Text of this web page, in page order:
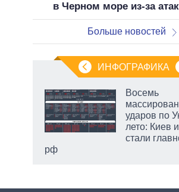
в Черном море из-за атак
Больше новостей
ИНФОГРАФИКА
Восемь
ударов по
лето: Киев
стали
рф